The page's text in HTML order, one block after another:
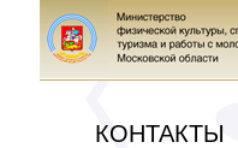
КОНТАКТЫ